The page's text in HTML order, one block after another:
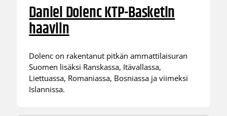
Daniel Dolenc KTP-Basketin
haaviin
Dolenc on rakentanut pitkän ammattilaisuran
Suomen lisäksi Ranskassa, Itävallassa,
Liettuassa, Romaniassa, Bosniassa ja viimeksi
Islannissa.